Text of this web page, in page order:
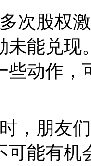
次股权
未能兑现
些动作
，朋友
可能有机